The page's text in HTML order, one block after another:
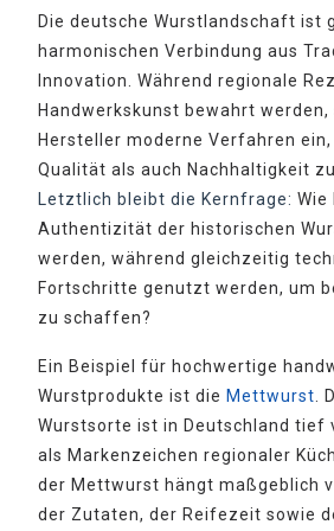
Die deutsche Wurstlandschaft ist
harmonischen Verbindung aus
Innovation. Während regionale
Handwerkskunst bewahrt
Hersteller moderne Verfahren ein,
Qualität als auch Nachhaltigkeit
Letztlich bleibt die Kernfrage: Wie
Authentizität der historischen
werden, während gleichzeitig
Fortschritte genutzt werden, um
zu schaffen?
Ein Beispiel für hochwertige
Wurstprodukte ist die Mettwurst .
Wurstsorte ist in Deutschland tief
als Markenzeichen regionaler
der Mettwurst hängt maßgeblich
der Zutaten, der Reifezeit sowie